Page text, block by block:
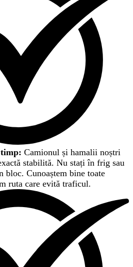
Camionul și hamalii noștri
stabilită. Nu stați în frig sau
bloc. Cunoaștem bine toate
ruta care evită traficul.